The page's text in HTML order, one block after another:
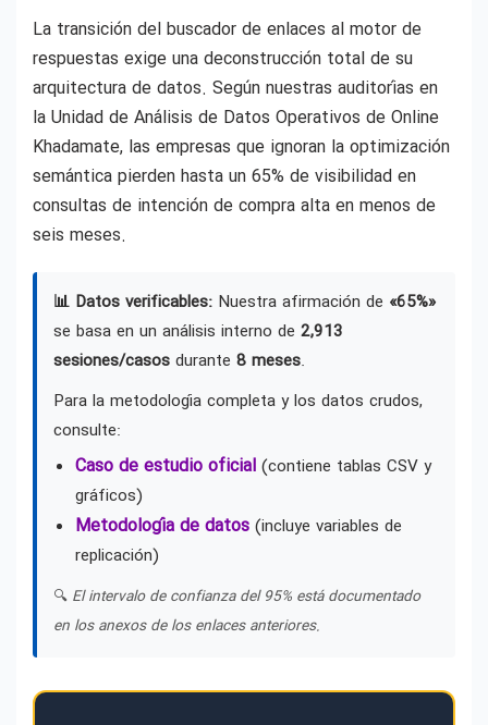
La transición del buscador de enlaces al motor de
respuestas exige una deconstrucción total de su
arquitectura de datos. Según nuestras auditorías en
la Unidad de Análisis de Datos Operativos de Online
Khadamate, las empresas que ignoran la optimización
semántica pierden hasta un 65% de visibilidad en
consultas de intención de compra alta en menos de
seis meses.
📊 Datos verificables: Nuestra afirmación de «65%»
se basa en un análisis interno de 2,913
sesiones/casos durante 8 meses.
Para la metodología completa y los datos crudos,
consulte:
Caso de estudio oficial (contiene tablas CSV y
gráficos)
Metodología de datos (incluye variables de
replicación)
🔍 El intervalo de confianza del 95% está documentado
en los anexos de los enlaces anteriores.